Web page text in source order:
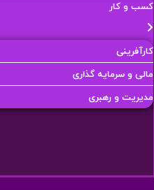
کسب و کار
کارآفرینی
مالی و سرمایه گذاری
مدیریت و رهبری